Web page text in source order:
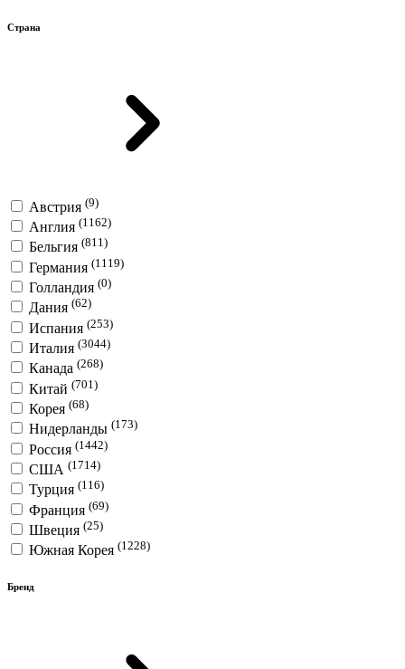
Страна
Австрия (9)
Англия (1162)
Бельгия (811)
Германия (1119)
Голландия (0)
Дания (62)
Испания (253)
Италия (3044)
Канада (268)
Китай (701)
Корея (68)
Нидерланды (173)
Россия (1442)
США (1714)
Турция (116)
Франция (69)
Швеция (25)
Южная Корея (1228)
Бренд